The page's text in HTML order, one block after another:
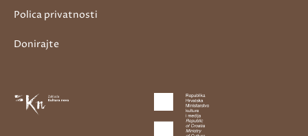
Polica privatnosti
Donirajte